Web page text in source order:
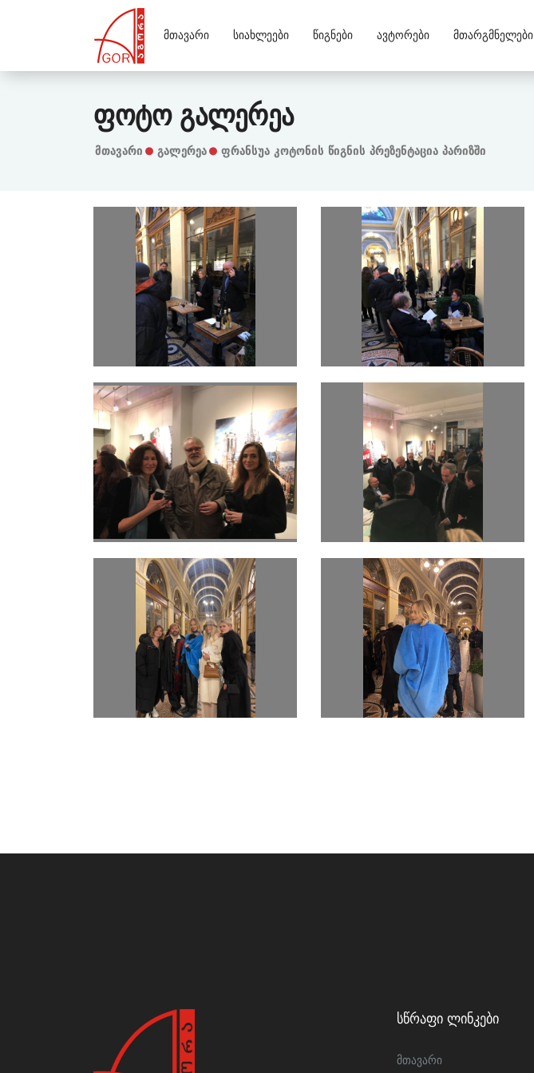
Მთავარი Სიახლეები Წიგნები Ავტორები Მთარგმნელები
Ფოტო Გალერეა
Მთავარი Გალერეა ფრანსუა კოტონის წიგნის პრეზენტაცია პარიზში
Სწრაფი Ლინკები
მთავარი